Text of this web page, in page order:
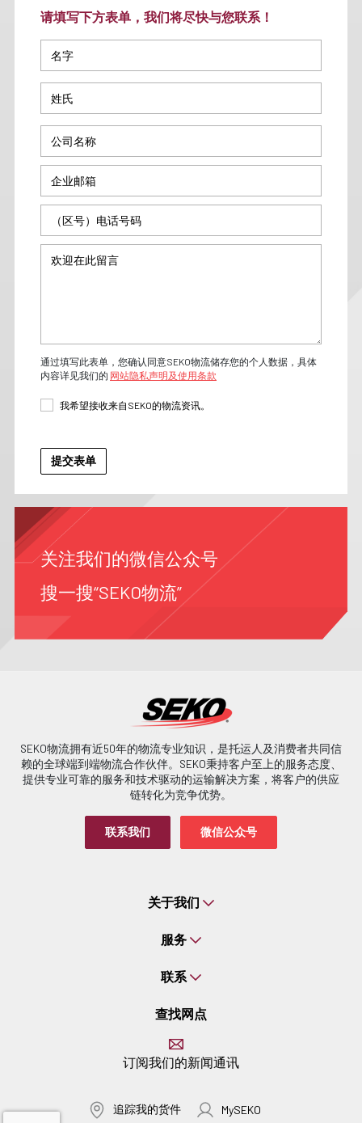
请填写下方表单，我们将尽快与您联系！
通过填写此表单，您确认同意SEKO物流储存您的个人数据，具体
内容详见我们的 网站隐私声明及使用条款
我希望接收来自SEKO的物流资讯。
关注我们的微信公众号
搜一搜“SEKO物流”
SEKO物流拥有近50年的物流专业知识，是托运人及消费者共同信
赖的全球端到端物流合作伙伴。SEKO秉持客户至上的服务态度、
提供专业可靠的服务和技术驱动的运输解决方案，将客户的供应
链转化为竞争优势。
联系我们 微信公众号
关于我们
服务
联系
查找网点
订阅我们的新闻通讯
追踪我的货件 MySEKO